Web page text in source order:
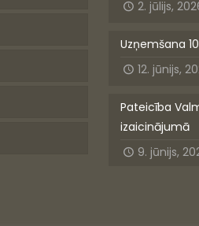
2. jūlijs,
Uzņemšana
12. jūnijs,
Pateicība
izaicinājumā
9. jūnijs,